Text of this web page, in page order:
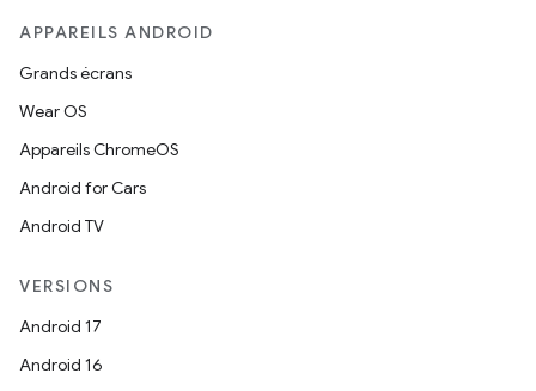
APPAREILS ANDROID
Grands écrans
Wear OS
Appareils ChromeOS
Android for Cars
Android TV
VERSIONS
Android 17
Android 16